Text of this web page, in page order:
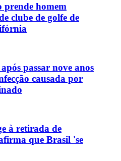
prende homem
clube de golfe de
passar nove anos
causada por
à retirada de
que Brasil 'se